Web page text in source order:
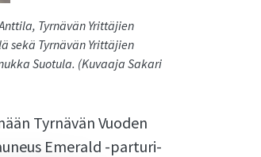
Tyrnävän Yrittäjien
sekä Tyrnävän Yrittäjien
Suotula. (Kuvaaja Sakari
Tyrnävän Vuoden
Emerald -parturi-